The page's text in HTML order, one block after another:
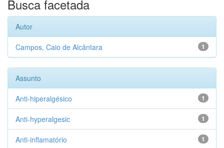
Busca facetada
Autor
1
Campos, Caio de Alcântara
Assunto
1
Anti-hiperalgésico
1
Anti-hyperalgesic
1
Anti-inflamatório